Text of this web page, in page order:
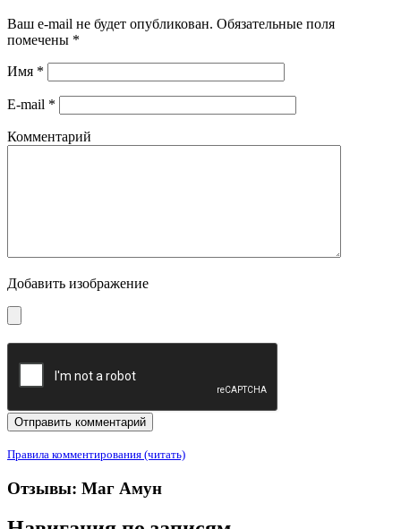
Ваш e-mail не будет опубликован. Обязательные поля
помечены *
Имя *
E-mail *
Комментарий
Добавить изображение
Правила комментирования (читать)
Отзывы: Маг Амун